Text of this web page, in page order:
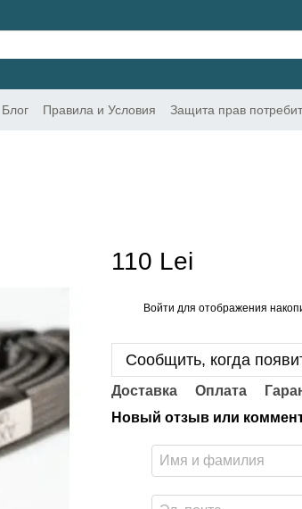
Блог Правила и Условия Защита прав
110 Lei
Войти для отображения
Сообщить, когда
Доставка Оплата
Новый отзыв или